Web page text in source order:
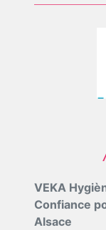
VEKA
Confiance
Alsace